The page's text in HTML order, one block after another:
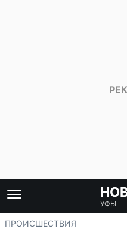
УФЫ
ПРОИСШЕСТВИЯ